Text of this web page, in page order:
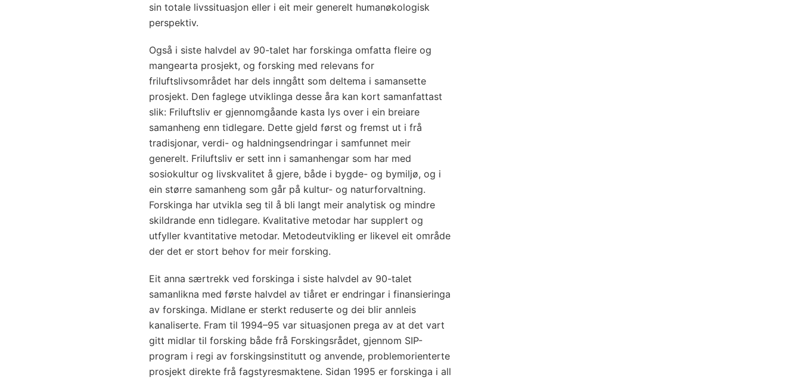
sin totale livssituasjon eller i eit meir generelt humanøkologisk
perspektiv.
Også i siste halvdel av 90-talet har forskinga omfatta fleire og
mangearta prosjekt, og forsking med relevans for
friluftslivsområdet har dels inngått som deltema i samansette
prosjekt. Den faglege utviklinga desse åra kan kort samanfattast
slik: Friluftsliv er gjennomgåande kasta lys over i ein breiare
samanheng enn tidlegare. Dette gjeld først og fremst ut i frå
tradisjonar, verdi- og haldningsendringar i samfunnet meir
generelt. Friluftsliv er sett inn i samanhengar som har med
sosiokultur og livskvalitet å gjere, både i bygde- og bymiljø, og i
ein større samanheng som går på kultur- og naturforvaltning.
Forskinga har utvikla seg til å bli langt meir analytisk og mindre
skildrande enn tidlegare. Kvalitative metodar har supplert og
utfyller kvantitative metodar. Metodeutvikling er likevel eit område
der det er stort behov for meir forsking.
Eit anna særtrekk ved forskinga i siste halvdel av 90-talet
samanlikna med første halvdel av tiåret er endringar i finansieringa
av forskinga. Midlane er sterkt reduserte og dei blir annleis
kanaliserte. Fram til 1994–95 var situasjonen prega av at det vart
gitt midlar til forsking både frå Forskingsrådet, gjennom SIP-
program i regi av forskingsinstitutt og anvende, problemorienterte
prosjekt direkte frå fagstyresmaktene. Sidan 1995 er forskinga i all